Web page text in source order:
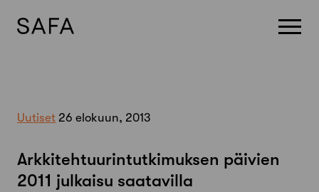
Uutiset 26 elokuun, 2013
Arkkitehtuurintutkimuksen päivien
2011 julkaisu saatavilla